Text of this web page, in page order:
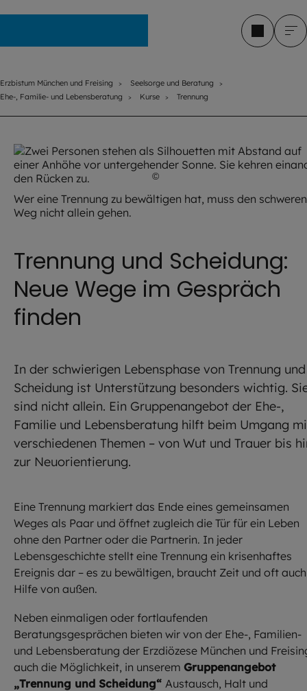
Erzbistum München und Freising
Seelsorge und Beratung
Ehe-, Familie- und Lebensberatung
Kurse Trennung
©
Wer eine Trennung zu bewältigen hat, muss den schweren
Weg nicht allein gehen.
Trennung und Scheidung:
Neue Wege im Gespräch
finden
In der schwierigen Lebensphase von Trennung und
Scheidung ist Unterstützung besonders wichtig.
sind nicht allein. Ein Gruppenangebot der Ehe-,
Familie und Lebensberatung hilft beim Umgang
verschiedenen Themen – von Wut und Trauer bis
zur Neuorientierung.
Eine Trennung markiert das Ende eines gemeinsamen
Weges als Paar und öffnet zugleich die Tür für ein Leben
ohne den Partner oder die Partnerin. In jeder
Lebensgeschichte stellt eine Trennung ein krisenhaftes
Ereignis dar – es zu bewältigen, braucht Zeit und oft auch
Hilfe von außen.
Neben einmaligen oder fortlaufenden
Beratungsgesprächen bieten wir von der Ehe-, Familien-
und Lebensberatung der Erzdiözese München und
auch die Möglichkeit, in unserem Gruppenangebot
„Trennung und Scheidung“ Austausch, Halt und